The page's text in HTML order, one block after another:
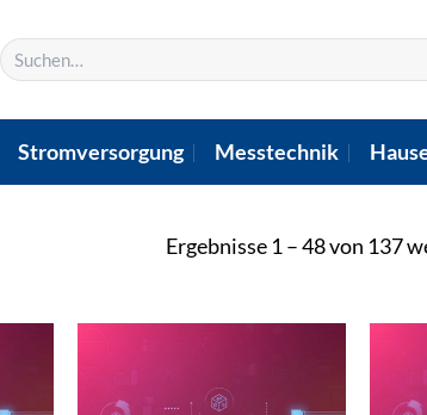
Suchen
nach:
Stromversorgung Messtechnik
Ergebnisse 1 – 48 von 137